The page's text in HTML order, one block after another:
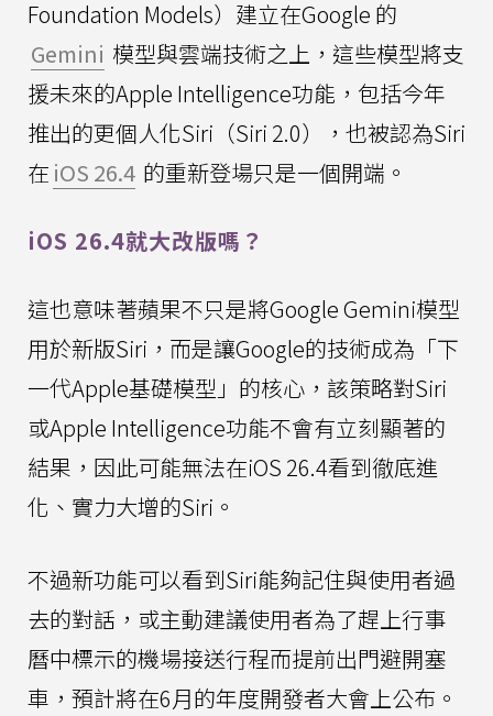
Foundation Models）建立在Google 的
Gemini 模型與雲端技術之上，這些模型將支
援未來的Apple Intelligence功能，包括今年
推出的更個人化Siri（Siri 2.0），也被認為Siri
在 iOS 26.4 的重新登場只是一個開端。
iOS 26.4就大改版嗎？
這也意味著蘋果不只是將Google Gemini模型
用於新版Siri，而是讓Google的技術成為「下
一代Apple基礎模型」的核心，該策略對Siri
或Apple Intelligence功能不會有立刻顯著的
結果，因此可能無法在iOS 26.4看到徹底進
化、實力大增的Siri。
不過新功能可以看到Siri能夠記住與使用者過
去的對話，或主動建議使用者為了趕上行事
曆中標示的機場接送行程而提前出門避開塞
車，預計將在6月的年度開發者大會上公布。